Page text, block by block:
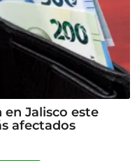
en Jalisco este
afectados